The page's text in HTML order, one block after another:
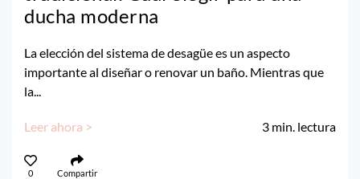
ducha moderna
La elección del sistema de desagüe es un aspecto
importante al diseñar o renovar un baño. Mientras que
la...
Leer ahora > 3 min. lectura
0 Compartir